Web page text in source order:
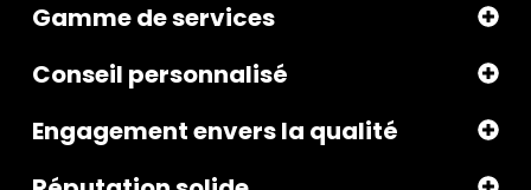
Gamme de services
Conseil personnalisé
Engagement envers la qualité